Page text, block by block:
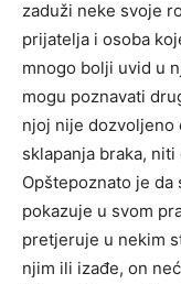
zaduži neke svoje
prijatelja i osoba
mnogo bolji uvid u
mogu poznavati
njoj nije dozvoljeno
sklapanja braka,
Opštepoznato je
pokazuje u svom
pretjeruje u nekim
njim ili izađe, on